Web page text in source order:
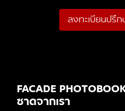
ลงทะเบียนปรึ
FACADE
ซาดจากเรา